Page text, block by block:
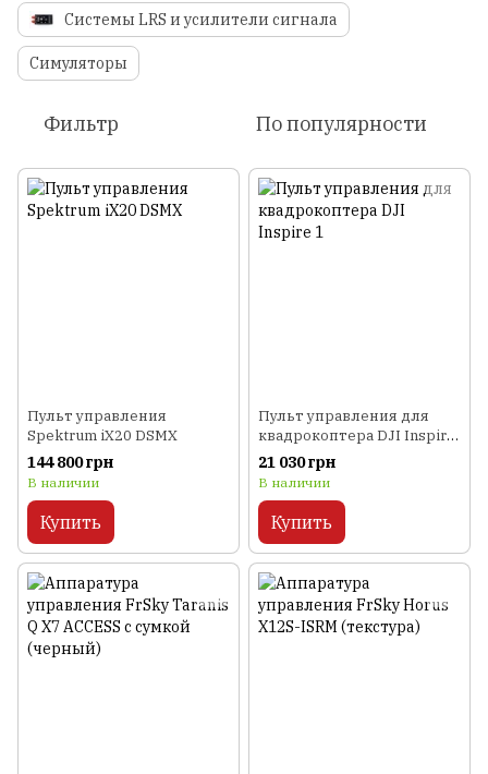
Системы LRS и усилители сигнала
Симуляторы
Фильтр По популярности
Пульт управления
Spektrum iX20 DSMX
144 800 грн
В наличии
Купить
Пульт управления для
квадрокоптера DJI Inspire
1
21 030 грн
В наличии
Купить